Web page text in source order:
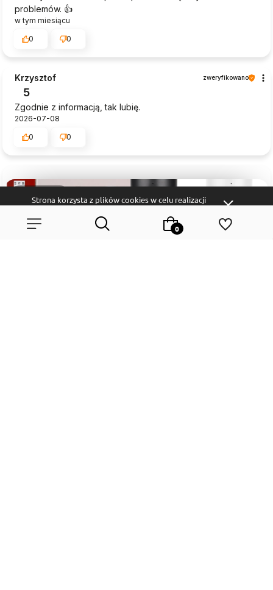
Strona korzysta z plików cookies w celu realizacji
określić warunki przechowywania lub dostępu do
plików cookies w Twojej przeglądarce.
problemów. 👍️
w tym miesiącu
0
0
Krzysztof zweryfikowano
5
Zgodnie z informacją, tak lubię.
2026-07-08
0
0